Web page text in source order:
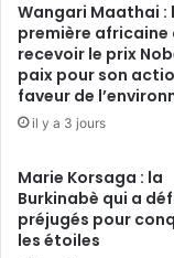
Wangari Maathai :
première africaine
recevoir le prix
paix pour son
faveur de
il y a 3 jours
Marie Korsaga : la
Burkinabè qui a
préjugés pour
les étoiles